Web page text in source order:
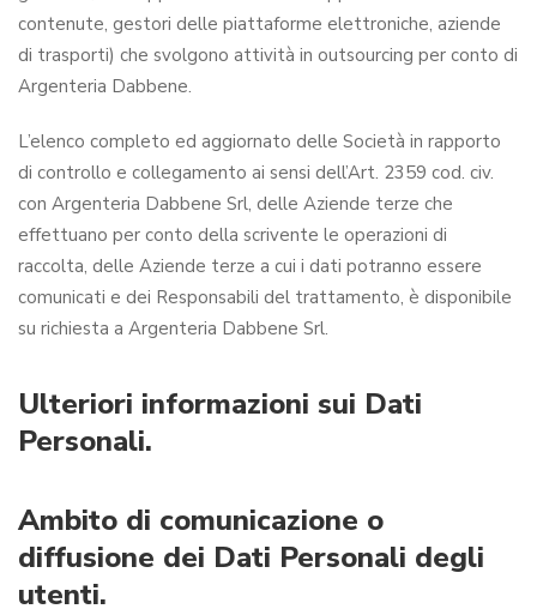
contenute, gestori delle piattaforme elettroniche, aziende
di trasporti) che svolgono attività in outsourcing per conto di
Argenteria Dabbene.
L’elenco completo ed aggiornato delle Società in rapporto
di controllo e collegamento ai sensi dell’Art. 2359 cod. civ.
con Argenteria Dabbene Srl, delle Aziende terze che
effettuano per conto della scrivente le operazioni di
raccolta, delle Aziende terze a cui i dati potranno essere
comunicati e dei Responsabili del trattamento, è disponibile
su richiesta a Argenteria Dabbene Srl.
Ulteriori informazioni sui Dati
Personali.
Ambito di comunicazione o
diffusione dei Dati Personali degli
utenti.